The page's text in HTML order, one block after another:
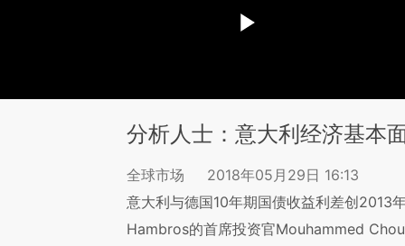
分析人士：意大利经济基本
全球市场
2018年05月29日 16:13
意大利与德国10年期国债收益利差创2013
Hambros的首席投资官Mouhammed